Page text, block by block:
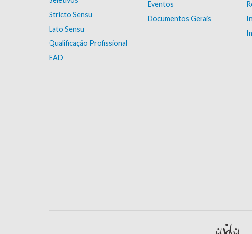
Stricto Sensu
Lato Sensu
Qualificação Profissional
EAD
Eventos
Documentos Gerais